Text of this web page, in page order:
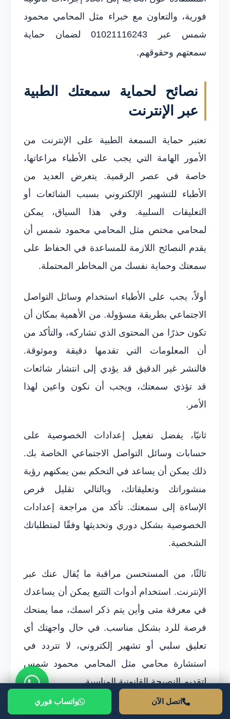
فورية، والتعاون مع خبراء مثل المحامي محمود
شمس عبر 01021116243 لضمان حماية
سمعتهم وحقوقهم.
نصائح لحماية سمعتك الطبية
عبر الإنترنت
تعتبر حماية السمعة الطبية على الإنترنت من
الأمور الهامة التي يجب على الأطباء مراعاتها،
خاصة في عصر الرقمية. يتعرض العديد من
الأطباء للتشهير الإلكتروني بسبب الشائعات أو
التعليقات السلبية. وفي هذا السياق، يمكن
لمحامي مختص مثل المحامي محمود شمس أن
يقدم النصائح اللازمة للمساعدة في الحفاظ على
سمعتك وحماية نفسك من المخاطر المحتملة.
أولاً، يجب على الأطباء استخدام وسائل التواصل
الاجتماعي بطريقة مسؤولة. من الأهمية بمكان أن
تكون حذرًا من المحتوى الذي تشاركه، والتأكد من
أن المعلومات التي تقدمها دقيقة وموثوقة.
فالنشر غير الدقيق قد يؤدي إلى انتشار شائعات
قد تؤذي سمعتك، ويجب أن نكون واعين لهذا
الأمر.
ثانيًا، يفضل تفعيل إعدادات الخصوصية على
حسابات وسائل التواصل الاجتماعي الخاصة بك.
ذلك يمكن أن يساعد في التحكم بمن يمكنهم رؤية
منشوراتك وتعليقاتك، وبالتالي تقليل فرص
الإساءة إلى سمعتك. تأكد من مراجعة إعدادات
الخصوصية بشكل دوري وتحديثها وفقًا لمتطلباتك
الشخصية.
ثالثًا، من المستحسن مراقبة ما يُقال عنك عبر
الإنترنت. استخدام أدوات التتبع يمكن أن يساعدك
في معرفة متى وأين يتم ذكر اسمك، مما يمنحك
فرصة للرد بشكل مناسب. في حال واجهتك أي
تعليق سلبي أو تشهير إلكتروني، لا تتردد في
استشارة محامي مثل المحامي محمود شمس
لتقديم النصيحة القانونية المناسبة.
أخيرًا، يبقى العمل على بناء سمعة طبية جيدة هو
اتصل الآن واتساب فوري